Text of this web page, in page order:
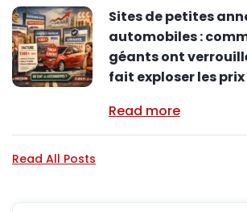
Sites de petites
automobiles :
géants ont
fait exploser les prix
Read more
Read All Posts